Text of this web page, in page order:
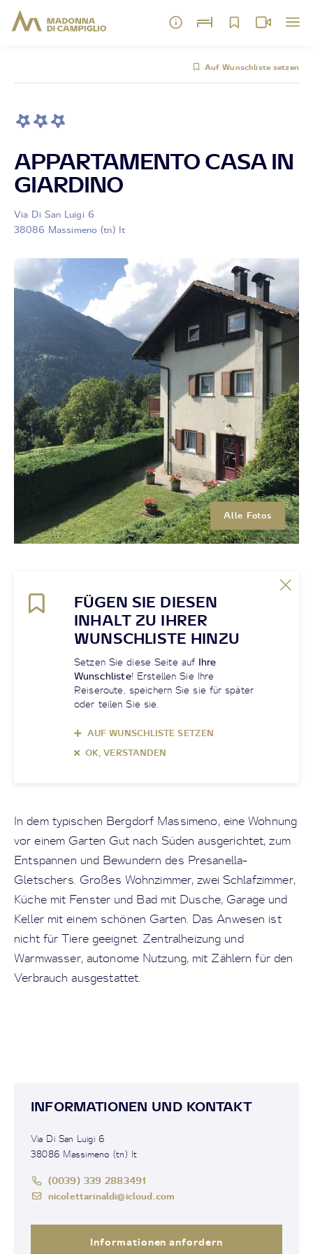
Auf Wunschliste setzen
APPARTAMENTO CASA IN
GIARDINO
Via Di San Luigi 6
38086 Massimeno (tn) It
Alle Fotos
FÜGEN SIE DIESEN
INHALT ZU IHRER
WUNSCHLISTE HINZU
Setzen Sie diese Seite auf Ihre
Wunschliste! Erstellen Sie Ihre
Reiseroute, speichern Sie sie für später
oder teilen Sie sie.
AUF WUNSCHLISTE SETZEN
OK, VERSTANDEN
In dem typischen Bergdorf Massimeno, eine Wohnung
vor einem Garten Gut nach Süden ausgerichtet, zum
Entspannen und Bewundern des Presanella-
Gletschers. Großes Wohnzimmer, zwei Schlafzimmer,
Küche mit Fenster und Bad mit Dusche, Garage und
Keller mit einem schönen Garten. Das Anwesen ist
nicht für Tiere geeignet. Zentralheizung und
Warmwasser, autonome Nutzung, mit Zählern für den
Verbrauch ausgestattet.
INFORMATIONEN UND KONTAKT
Via Di San Luigi 6
38086 Massimeno (tn) It
(0039) 339 2883491
nicolettarinaldi@icloud.com
Informationen anfordern